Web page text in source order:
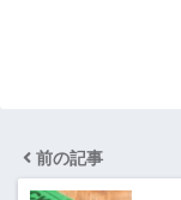
前の記事